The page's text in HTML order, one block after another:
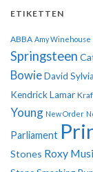
ETIKETTEN
ABBA Amy Winehouse
Springsteen
BowieDavid
Kendrick Lamar
Young New Order
Parliament
Stones Roxy